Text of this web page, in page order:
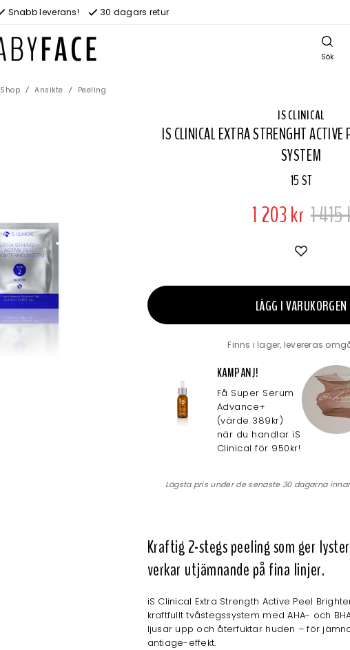
Snabb leverans! 30 dagars retur
Sök
Shop Ansikte Peeling
IS CLINICAL
IS CLINICAL EXTRA STRENGHT ACTIVE
SYSTEM
15 ST
1 203 kr 1
LÄGG I VARUKORGEN
Finns i lager, levereras
KAMPANJ!
Få Super Serum
Advance+
(värde 389kr)
när du handlar iS
Clinical för 950kr!
Lägsta pris under de senaste 30 dagarna
Kraftig 2-stegs peeling som ger
verkar utjämnande på fina linjer.
iS Clinical Extra Strength Active Peel
kraftfullt tvåstegssystem med AHA- och
ljusar upp och återfuktar huden – för
antiage-effekt.